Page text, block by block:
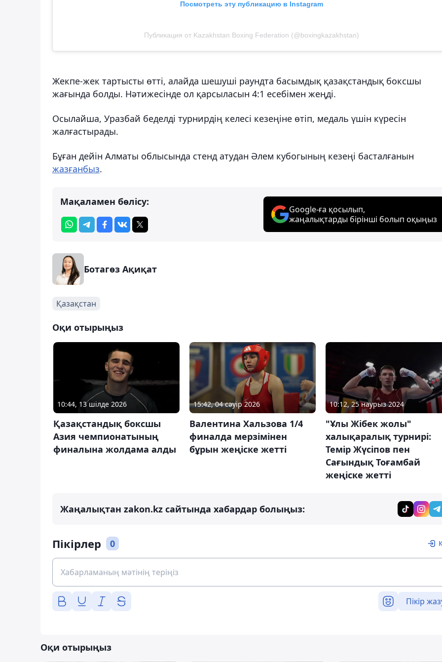
Посмотреть эту публикацию в Instagram
Публикация от Kazakhstan Boxing Federation (@boxingkazakhstan)
Жекпе-жек тартысты өтті, алайда шешуші раундта басымдық қазақстандық боксшы
жағында болды. Нәтижесінде ол қарсыласын 4:1 есебімен жеңді.
Осылайша, Уразбай беделді турнирдің келесі кезеңіне өтіп, медаль үшін күресін
жалғастырады.
Бұған дейін Алматы облысында стенд атудан Әлем кубогының кезеңі басталғанын
жазғанбыз.
Мақаламен бөлісу:
Google-ға қосылып,
жаңалықтарды бірінші болып оқыңыз
Ботагөз Ақиқат
Қазақстан
Оқи отырыңыз
10:44, 13 шілде 2026
Қазақстандық боксшы
Азия чемпионатының
финалына жолдама алды
15:42, 04 сәуір 2026
Валентина Хальзова 1/4
финалда мерзімінен
бұрын жеңіске жетті
10:12, 25 наурыз 2024
"Ұлы Жібек жолы"
халықаралық турнирі:
Темір Жүсіпов пен
Сағындық Тоғамбай
жеңіске жетті
Жаңалықтан zakon.kz сайтында хабардар болыңыз:
Пікірлер 0
Пікір
Оқи отырыңыз